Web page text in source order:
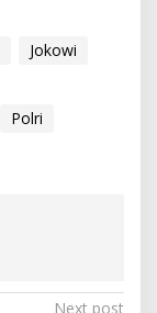
Jokowi
Polri
Next post